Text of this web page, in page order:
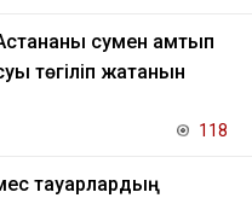
сумен қамтып
төгіліп жатқанын
118
тауарлардың